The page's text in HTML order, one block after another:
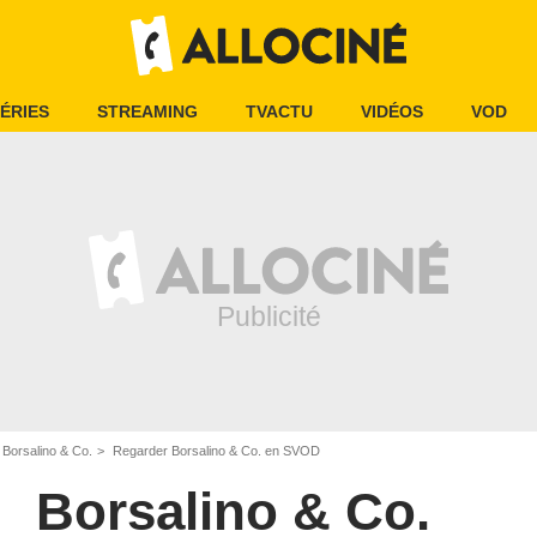
STREAMING TVACTU VIDÉOS VOD
Borsalino & Co. Regarder Borsalino & Co. en SVOD
Borsalino & Co.